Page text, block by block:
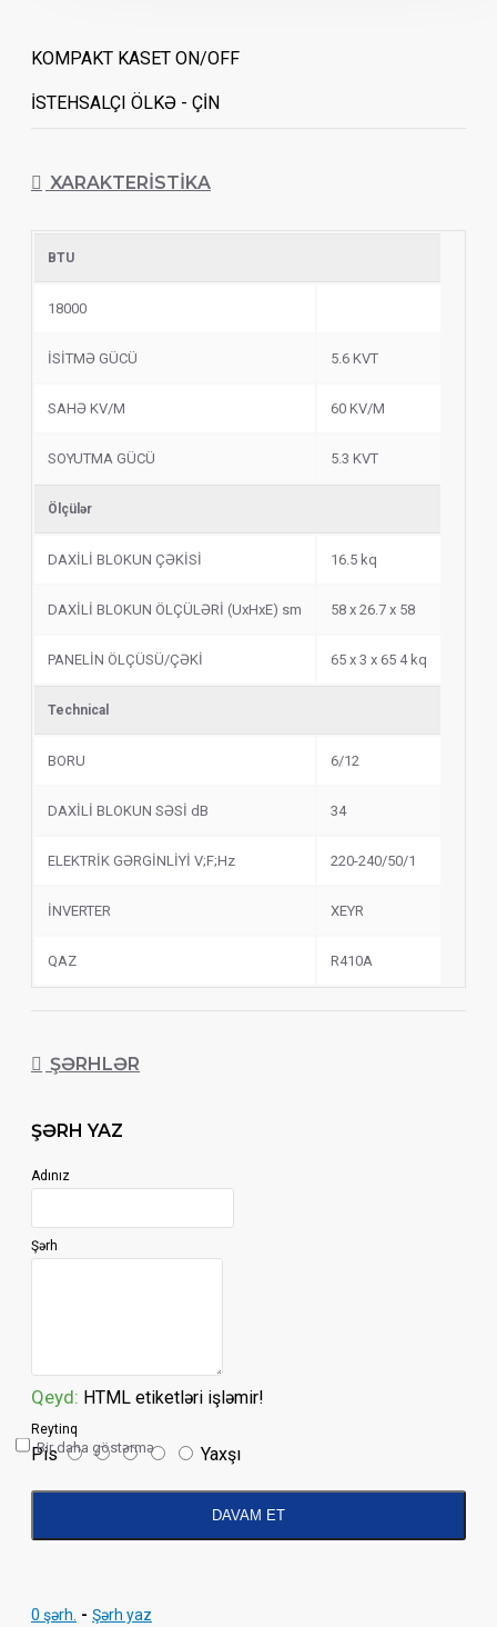
Bir daha göstərmə
KOMPAKT KASET ON/OFF
İSTEHSALÇI ÖLKƏ - ÇİN
XARAKTERISTIKA
BTU
18000
İSİTMƏ GÜCÜ 5.6 KVT
SAHƏ KV/M 60 KV/M
SOYUTMA GÜCÜ 5.3 KVT
Ölçülər
DAXİLİ BLOKUN ÇƏKİSİ 16.5 kq
DAXİLİ BLOKUN ÖLÇÜLƏRİ (UxHxE) sm 58 x 26.7 x 58
PANELİN ÖLÇÜSÜ/ÇƏKİ 65 x 3 x 65 4 kq
Technical
BORU 6/12
DAXİLİ BLOKUN SƏSİ dB 34
ELEKTRİK GƏRGİNLİYİ V;F;Hz 220-240/50/1
İNVERTER XEYR
QAZ R410A
ŞƏRHLƏR
ŞƏRH YAZ
Adınız
Şərh
Qeyd: HTML etiketləri işləmir!
Reytinq
Pis Yaxşı
DAVAM ET
0 şərh. - Şərh yaz